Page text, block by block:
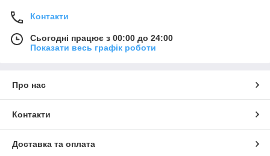
Контакти
Сьогодні працює з 00:00 до 24:00
Показати весь графік роботи
Про нас
Контакти
Доставка та оплата